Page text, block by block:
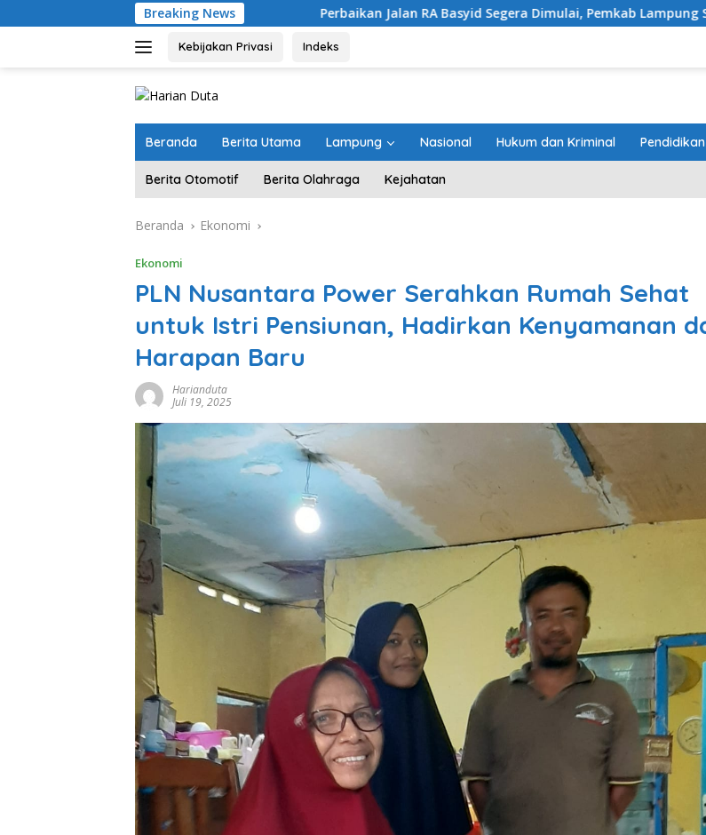
ke
Breaking News
Perbaikan Jalan RA Basyid Segera Dimulai, Pemkab Lampung Selatan Pastikan
Kebijakan Privasi Indeks
Beranda Berita Utama Lampung Nasional Hukum dan Kriminal Pendidikan
Berita Otomotif Berita Olahraga Kejahatan
Beranda Ekonomi
Ekonomi
PLN Nusantara Power Serahkan Rumah Sehat
untuk Istri Pensiunan, Hadirkan Kenyamanan
Harapan Baru
Harianduta
Juli 19, 2025